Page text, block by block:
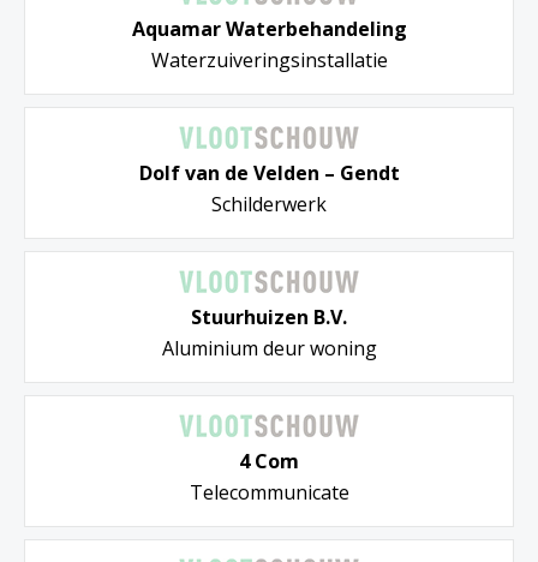
Aquamar Waterbehandeling
Waterzuiveringsinstallatie
Dolf van de Velden – Gendt
Schilderwerk
Stuurhuizen B.V.
Aluminium deur woning
4 Com
Telecommunicate